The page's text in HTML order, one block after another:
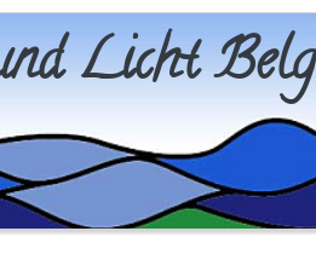
Licht